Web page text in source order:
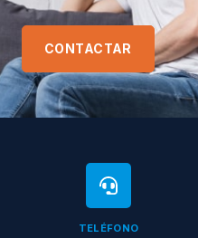
CONTACTAR
TELÉFONO